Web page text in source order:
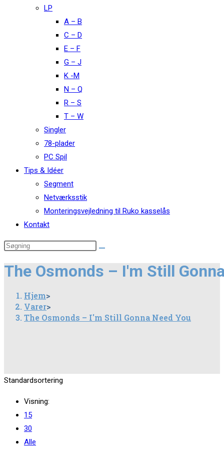
LP
A – B
C – D
E – F
G – J
K -M
N – Q
R – S
T – W
Singler
78-plader
PC Spil
Tips & Idéer
Segment
Netværksstik
Monteringsvejledning til Ruko kasselås
Kontakt
The Osmonds – I'm Still
Hjem>
Varer>
The Osmonds – I'm Still Gonna Need You
Standardsortering
Visning:
15
30
Alle